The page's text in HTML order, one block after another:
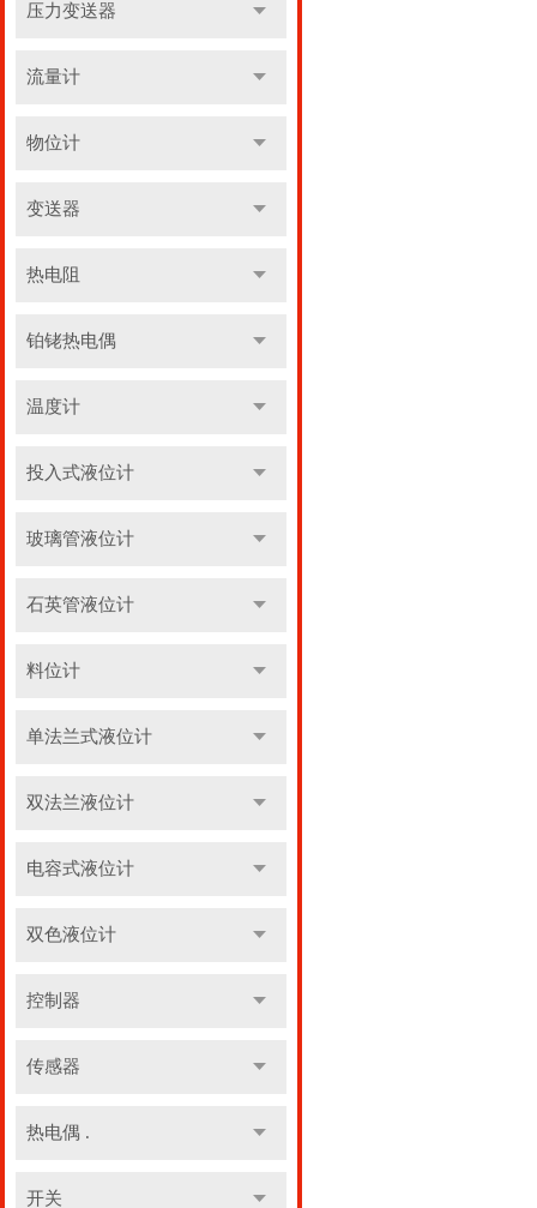
压力变送器
流量计
物位计
变送器
热电阻
铂铑热电偶
温度计
投入式液位计
玻璃管液位计
石英管液位计
料位计
单法兰式液位计
双法兰液位计
电容式液位计
双色液位计
控制器
传感器
热电偶 .
开关